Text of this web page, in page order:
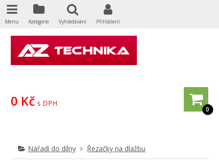
0
0 Kč s DPH
Nářadí do dílny Řezačky na dlažbu
Menu Kategorie Vyhledávání Přihlášení